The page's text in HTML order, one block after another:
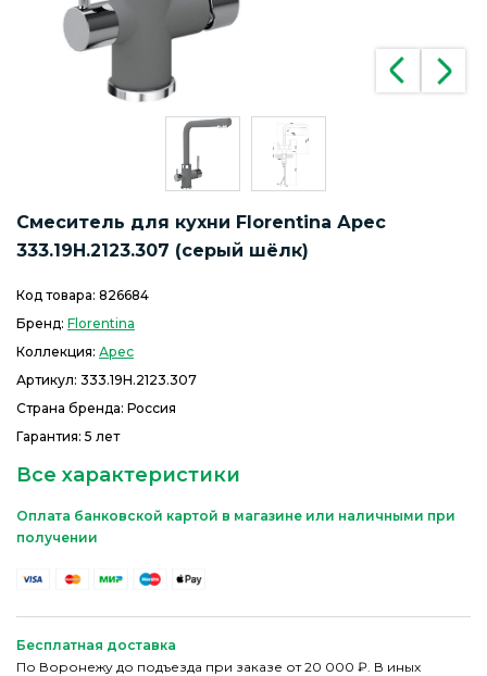
Смеситель для кухни Florentina Арес
333.19H.2123.307 (серый шёлк)
Код товара: 826684
Бренд: Florentina
Коллекция: Арес
Артикул: 333.19H.2123.307
Страна бренда: Россия
Гарантия: 5 лет
Все характеристики
Оплата банковской картой в магазине или наличными при
получении
Бесплатная доставка
По Воронежу до подъезда при заказе от 20 000 ₽. В иных